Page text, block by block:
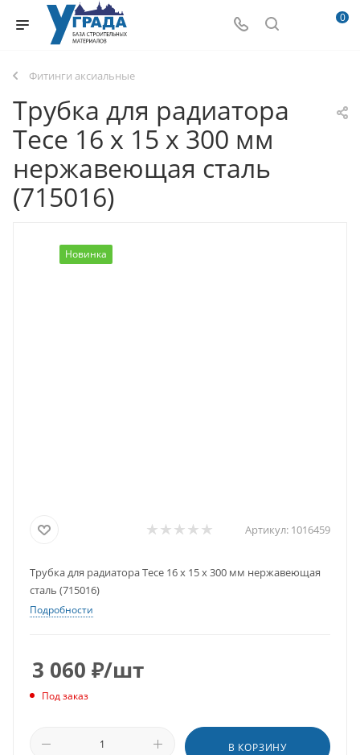
0
Фитинги аксиальные
Трубка для радиатора
Tece 16 х 15 х 300 мм
нержавеющая сталь
(715016)
Новинка
Артикул: 1016459
Трубка для радиатора Tece 16 х 15 х 300 мм нержавеющая
сталь (715016)
Подробности
3 060 ₽/шт
Под заказ
В КОРЗИНУ